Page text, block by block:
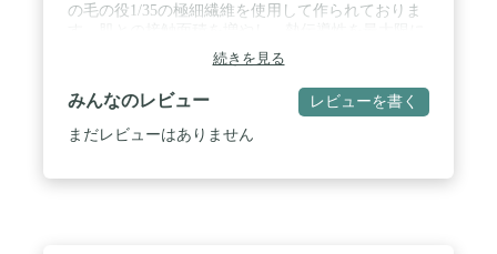
の毛の役1/35の極細繊維を使用して作られておりま
引き上げて涼感維持性を発揮しています。 / 裏地は
そのままでも冷たく感じますが、水分を含ませると
更に接触冷感が発揮され、ひんやりします。裏地が
温かくなってきたら、タオルをパタパタ扇いで風を
当てると、冷たさが戻ります。スポーツはもちろ
続きを見る
みんなのレビュー レビューを書く
まだレビューはありません